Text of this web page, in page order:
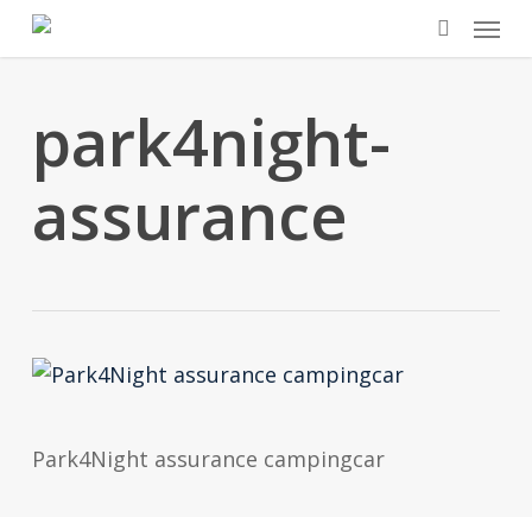
Skip
search
Menu
park4night-
assurance
Park4Night assurance campingcar